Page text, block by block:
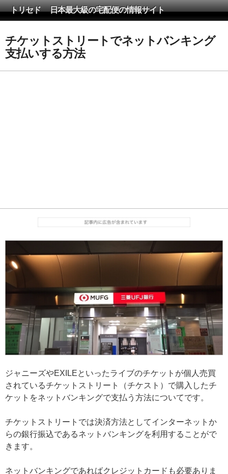
トリセド 日本最大級の宅配便の情報サイト
チケットストリートでネットバンキング
支払いする方法
ジャニーズやEXILEといったライブのチケットが個人売買
されているチケットストリート（チケスト）で購入したチ
ケットをネットバンキングで支払う方法についてです。
チケットストリートでは決済方法としてインターネットか
らの銀行振込であるネットバンキングを利用することがで
きます。
ネットバンキングであればクレジットカードも必要ありま